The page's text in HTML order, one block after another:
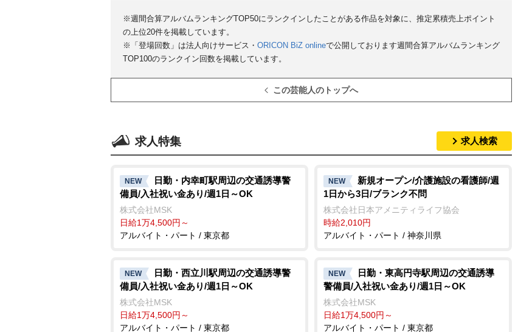
※週間合算アルバムランキングTOP50にランクインしたことがある作品を対象に、推定累積売上ポイント
の上位20件を掲載しています。
※「登場回数」は法人向けサービス・ ORICON BiZ onlineで公開しております週間合算アルバムランキング
TOP100のランクイン回数を掲載しています。
この芸能人のトップへ
求人特集 求人検索
NEW
日勤・内幸町駅周辺の交通誘導警
備員/入社祝い金あり/週1日～OK
株式会社MSK
日給1万4,500円～
アルバイト・パート / 東京都
NEW
新規オープン/介護施設の看護師/週
1日から3日/ブランク不問
株式会社日本アメニティライフ協会
時給2,010円
アルバイト・パート / 神奈川県
NEW
日勤・西立川駅周辺の交通誘導警
備員/入社祝い金あり/週1日～OK
株式会社MSK
日給1万4,500円～
アルバイト・パート / 東京都
NEW
日勤・東高円寺駅周辺の交通誘導
警備員/入社祝い金あり/週1日～OK
株式会社MSK
日給1万4,500円～
アルバイト・パート / 東京都